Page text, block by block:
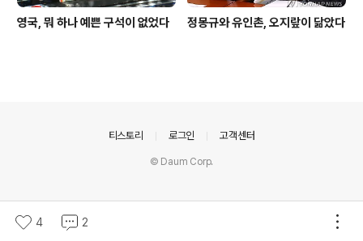
영국, 뭐 하나 예쁜 구석이 없었다 정몽규와 유인촌, 오지랖이 닮았다
4 2
티스토리 로그인 고객센터
© Daum Corp.